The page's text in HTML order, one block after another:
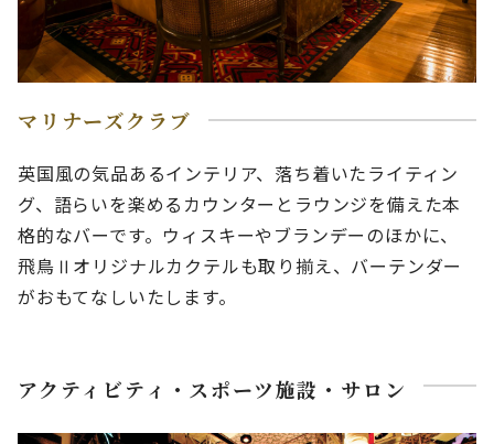
マリナーズクラブ
英国風の気品あるインテリア、落ち着いたライティン
グ、語らいを楽めるカウンターとラウンジを備えた本
格的なバーです。ウィスキーやブランデーのほかに、
飛鳥Ⅱオリジナルカクテルも取り揃え、バーテンダー
がおもてなしいたします。
アクティビティ・スポーツ施設・サロン